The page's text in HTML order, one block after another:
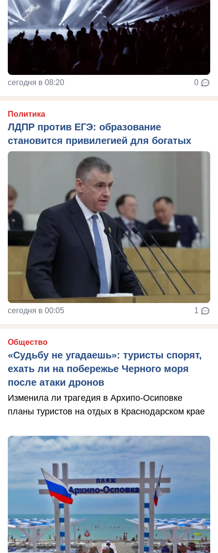
сегодня в 08:20 0
Политика
ЛДПР против ЕГЭ: образование
становится привилегией для богатых
сегодня в 00:05 1
Общество
«Судьбу не угадаешь»: туристы спорят,
ехать ли на побережье Черного моря
после атаки дронов
Изменила ли трагедия в Архипо-Осиповке
планы туристов на отдых в Краснодарском крае